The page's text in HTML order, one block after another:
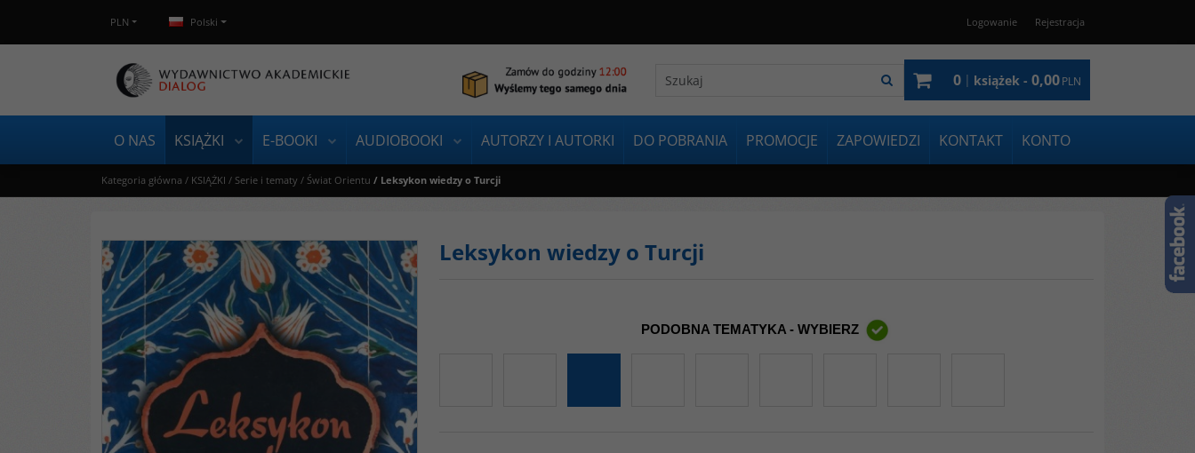
PLN Polski Logowanie Rejestracja
0 | książek - 0,00PLN
O NAS KSIĄŻKI E-BOOKI AUDIOBOOKI AUTORZY I AUTORKI DO POBRANIA PROMOCJE ZAPOWIEDZI KONTAKT KONTO
Kategoria główna / KSIĄŻKI / Serie i tematy / Świat Orientu / Leksykon wiedzy o Turcji
Leksykon wiedzy o Turcji
PODOBNA TEMATYKA - WYBIERZ